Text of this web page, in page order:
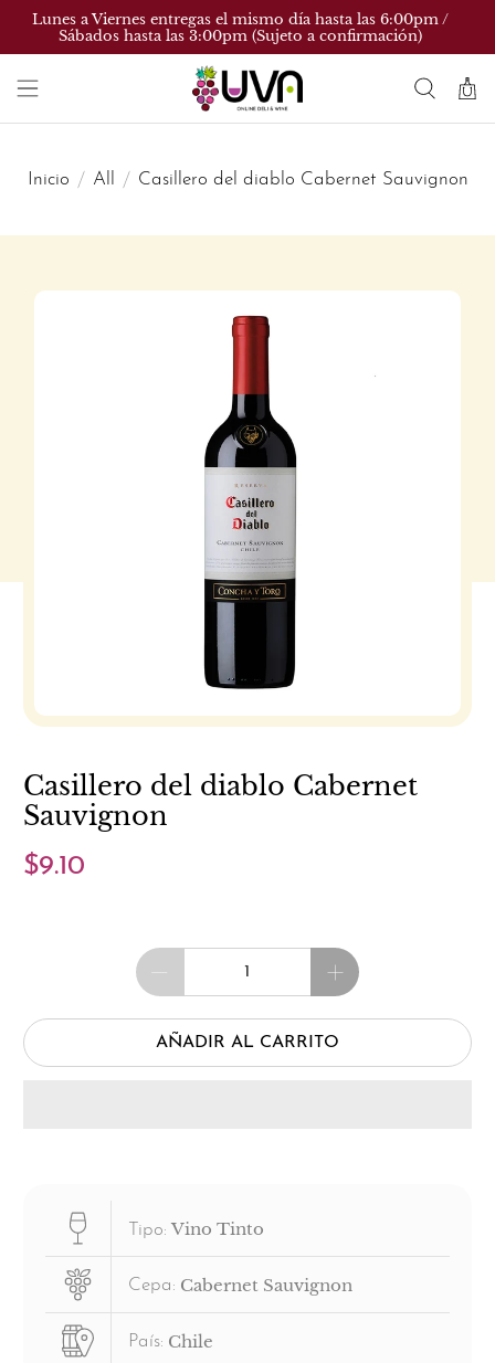
Lunes a Viernes entregas el mismo día hasta las 6:00pm /
Sábados hasta las 3:00pm (Sujeto a confirmación)
Inicio All Casillero del diablo Cabernet Sauvignon
Casillero del diablo Cabernet
Sauvignon
$9.10
Cantidad
AÑADIR AL CARRITO
Tipo: Vino Tinto
Cepa: Cabernet Sauvignon
País: Chile